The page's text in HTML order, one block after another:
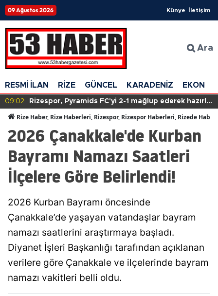
09 Ağustos 2026 Künye İletişim
Ara
RESMİ İLAN RİZE GÜNCEL KARADENİZ
09:02
Rizespor, Pyramids FC'yi 2-1 mağlup ederek hazırlık
Rize Haber, Rize Haberleri, Rizespor, Rizespor Haberleri, Rizede
2026 Çanakkale'de Kurban
Bayramı Namazı Saatleri
İlçelere Göre Belirlendi!
2026 Kurban Bayramı öncesinde
Çanakkale’de yaşayan vatandaşlar bayram
namazı saatlerini araştırmaya başladı.
Diyanet İşleri Başkanlığı tarafından açıklanan
verilere göre Çanakkale ve ilçelerinde bayram
namazı vakitleri belli oldu.